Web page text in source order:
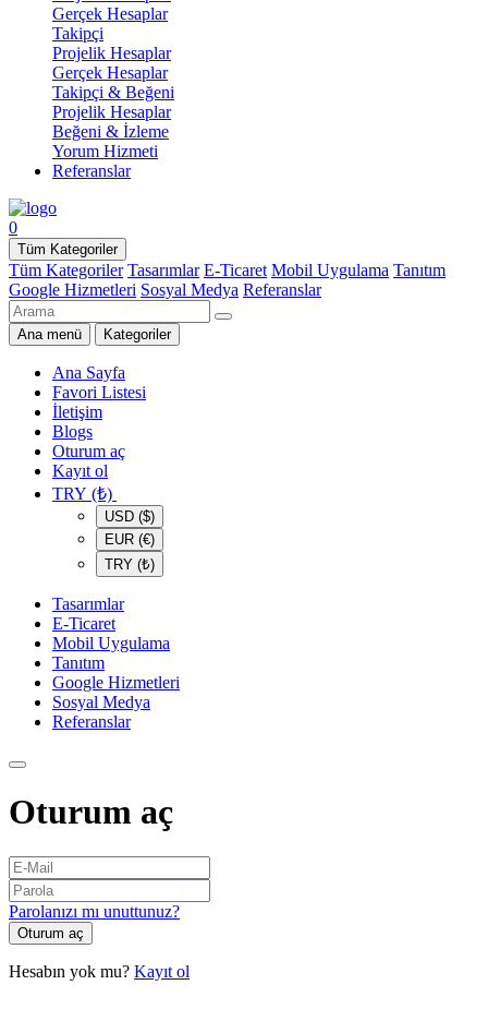
Gerçek Hesaplar
Takipçi
Projelik Hesaplar
Gerçek Hesaplar
Takipçi & Beğeni
Projelik Hesaplar
Beğeni & İzleme
Yorum Hizmeti
Referanslar
0
Tüm Kategoriler
Tüm Kategoriler Tasarımlar E-Ticaret Mobil Uygulama Tanıtım
Google Hizmetleri Sosyal Medya Referanslar
Ana menü Kategoriler
Ana Sayfa
Favori Listesi
İletişim
Blogs
Oturum aç
Kayıt ol
TRY (₺)
USD ($)
EUR (€)
TRY (₺)
Tasarımlar
E-Ticaret
Mobil Uygulama
Tanıtım
Google Hizmetleri
Sosyal Medya
Referanslar
Oturum aç
Parolanızı mı unuttunuz?
Oturum aç
Hesabın yok mu? Kayıt ol